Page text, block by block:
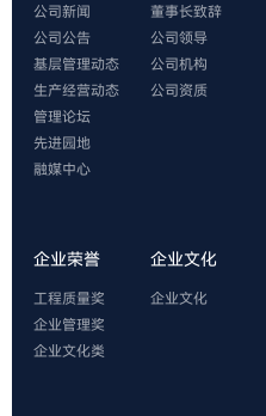
公司新闻
公司公告
基层管理动态
生产经营动态
管理论坛
先进园地
融媒中心
董事长致辞
公司领导
公司机构
公司资质
企业荣誉
工程质量奖
企业管理奖
企业文化类
企业文化
企业文化